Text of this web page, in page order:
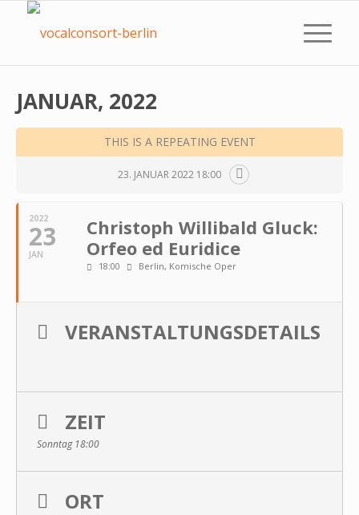
JANUAR, 2022
THIS IS A REPEATING EVENT
23. JANUAR 2022 18:00
2022
23
JAN
Christoph Willibald Gluck:
Orfeo ed Euridice
18:00 Berlin, Komische Oper
VERANSTALTUNGSDETAILS
ZEIT
Sonntag 18:00
ORT